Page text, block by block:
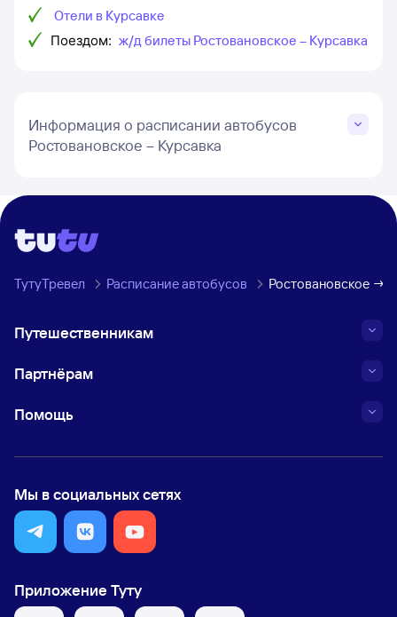
Отели в Курсавке
Поездом: ж/д билеты Ростовановское – Курсавка
Информация о расписании автобусов
Ростовановское – Курсавка
ТутуТревел Расписание автобусов Ростовановское →
Путешественникам
Партнёрам
Помощь
Мы в социальных сетях
Приложение Туту